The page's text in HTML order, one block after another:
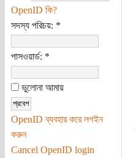
OpenID কি?
সদস্য পরিচয়: *
পাসওয়ার্ড: *
ভুলোনা আমায়
OpenID ব্যবহার করে লগইন
করুন
Cancel OpenID login